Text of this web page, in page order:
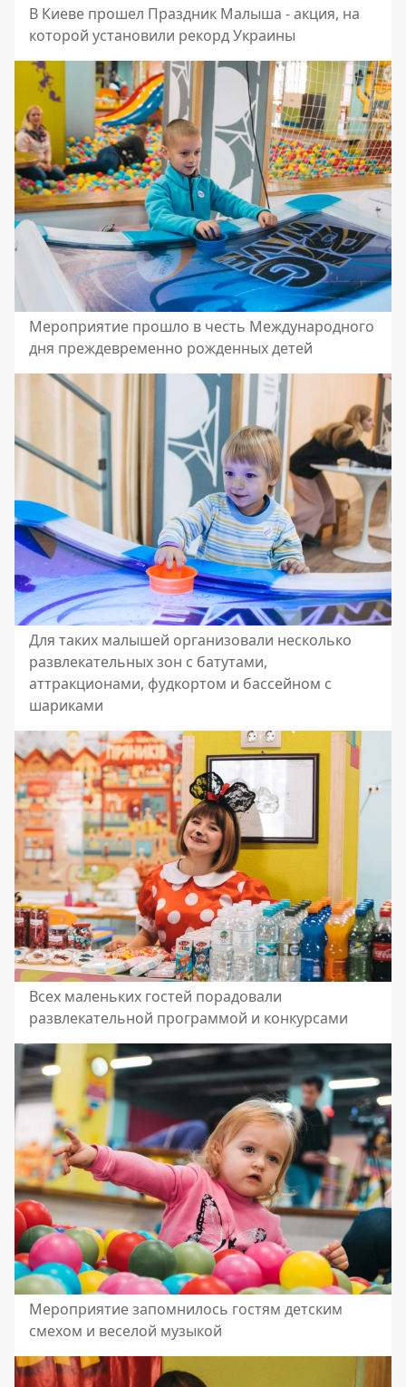
В Киеве прошел Праздник Малыша - акция, на
которой установили рекорд Украины
Мероприятие прошло в честь Международного
дня преждевременно рожденных детей
Для таких малышей организовали несколько
развлекательных зон с батутами,
аттракционами, фудкортом и бассейном с
шариками
Всех маленьких гостей порадовали
развлекательной программой и конкурсами
Мероприятие запомнилось гостям детским
смехом и веселой музыкой